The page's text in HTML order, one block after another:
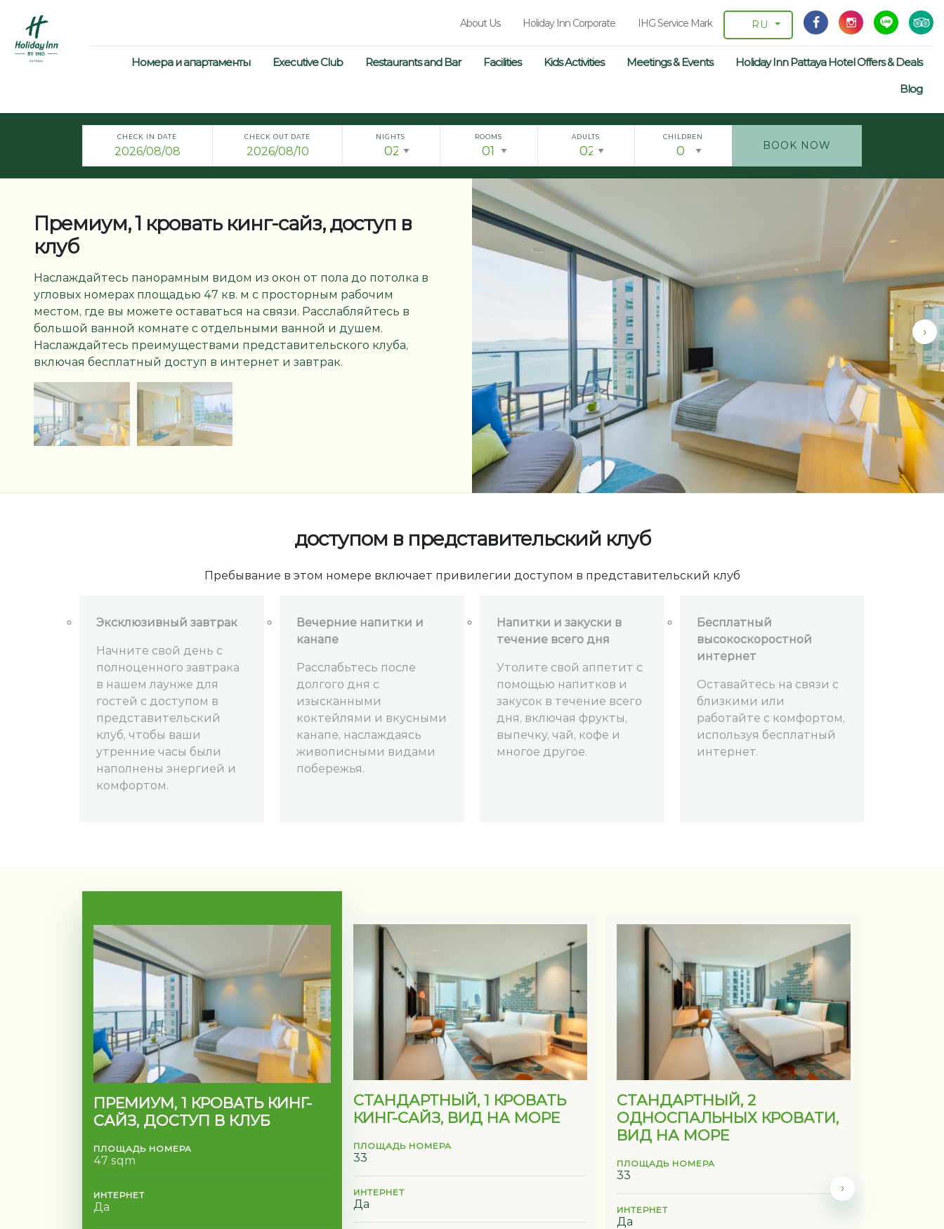
About Us Holiday Inn Corporate IHG Service Mark RU
Номера и апартаменты Executive Club Restaurants and Bar Facilities Kids Activities Meetings & Events
Holiday Inn Pattaya Hotel Offers & Deals
Blog
CHECK IN DATE CHECK OUT DATE NIGHTS ROOMS ADULTS CHILDREN
BOOK NOW
Премиум, 1 кровать кинг-сайз, доступ в
клуб
Наслаждайтесь панорамным видом из окон от пола до потолка в
угловых номерах площадью 47 кв. м с просторным рабочим
местом, где вы можете оставаться на связи. Расслабляйтесь в
большой ванной комнате с отдельными ванной и душем.
Наслаждайтесь преимуществами представительского клуба,
включая бесплатный доступ в интернет и завтрак.
›
доступом в представительский клуб
Пребывание в этом номере включает привилегии доступом в представительский клуб
Эксклюзивный завтрак
Начните свой день с
полноценного завтрака
в нашем лаунже для
гостей с доступом в
представительский
клуб, чтобы ваши
утренние часы были
наполнены энергией и
комфортом.
Вечерние напитки и
канапе
Расслабьтесь после
долгого дня с
изысканными
коктейлями и вкусными
канапе, наслаждаясь
живописными видами
побережья.
Напитки и закуски в
течение всего дня
Утолите свой аппетит с
помощью напитков и
закусок в течение всего
дня, включая фрукты,
выпечку, чай, кофе и
многое другое.
Бесплатный
высокоскоростной
интернет
Оставайтесь на связи с
близкими или
работайте с комфортом,
используя бесплатный
интернет.
ПРЕМИУМ, 1 КРОВАТЬ КИНГ-
САЙЗ, ДОСТУП В КЛУБ
ПЛОЩАДЬ НОМЕРА
47 sqm
ИНТЕРНЕТ
Да
СТАНДАРТНЫЙ, 1 КРОВАТЬ
КИНГ-САЙЗ, ВИД НА МОРЕ
ПЛОЩАДЬ НОМЕРА
33
ИНТЕРНЕТ
Да
СТАНДАРТНЫЙ, 2
ОДНОСПАЛЬНЫХ КРОВАТИ,
ВИД НА МОРЕ
ПЛОЩАДЬ НОМЕРА
33
ИНТЕРНЕТ
Да
›